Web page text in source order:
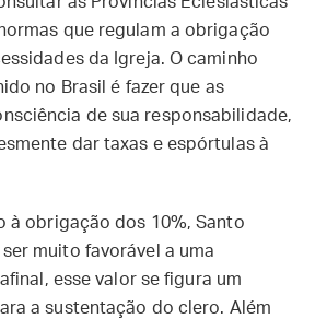
que regulam a obrigação
da Igreja. O caminho
no Brasil é fazer que as
de sua responsabilidade,
dar taxas e espórtulas à
à obrigação dos 10%, Santo
ser muito favorável a uma
esse valor se figura um
a sustentação do clero. Além